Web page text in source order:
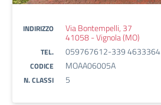
INDIRIZZO Via Bontempelli, 37
41058 - Vignola (MO)
TEL. 059767612-339 4633364
CODICE MOAA06005A
N. CLASSI 5